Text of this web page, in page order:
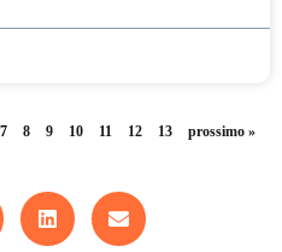
7 8 9 10 11 12 13 prossimo »